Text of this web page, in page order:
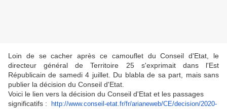
Loin de se cacher après ce camouflet du Conseil d'Etat, le
directeur général de Territoire 25 s'exprimait dans l'Est
Républicain de samedi 4 juillet. Du blabla de sa part, mais sans
publier la décision du Conseil d'Etat.
Voici le lien vers la décision du Conseil d'Etat et les passages
significatifs :
http://www.conseil-etat.fr/fr/arianeweb/CE/decision/2020-